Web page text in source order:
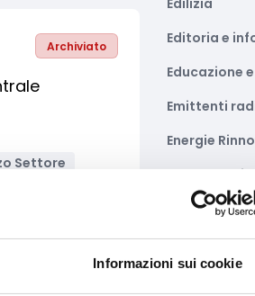
Informazioni sui cookie
Archiviato
Settore
Edilizia
Editoria e
Educazione
Emittenti
Energie
Farmacia
Fashion